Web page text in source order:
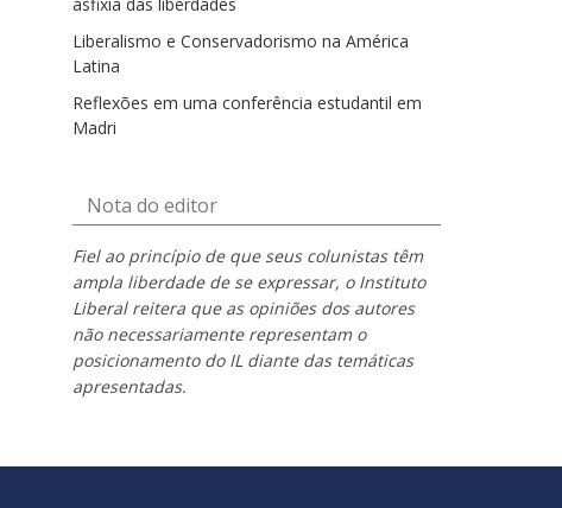
Liberalismo e Conservadorismo na América
Latina
Reflexões em uma conferência estudantil em
Madri
Nota do editor
Fiel ao princípio de que seus colunistas têm
ampla liberdade de se expressar, o Instituto
Liberal reitera que as opiniões dos autores
não necessariamente representam o
posicionamento do IL diante das temáticas
apresentadas.